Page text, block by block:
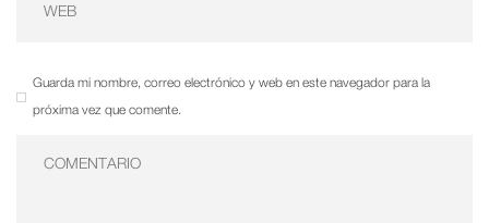
Guarda mi nombre, correo electrónico y web en este navegador para la
próxima vez que comente.